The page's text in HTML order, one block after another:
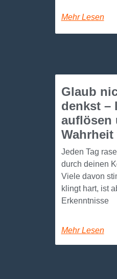
Mehr Lesen
Glaub
denkst –
auflösen
Jeden Tag
durch deinen
Viele davon
klingt hart, ist
Erkenntnisse
Mehr Lesen